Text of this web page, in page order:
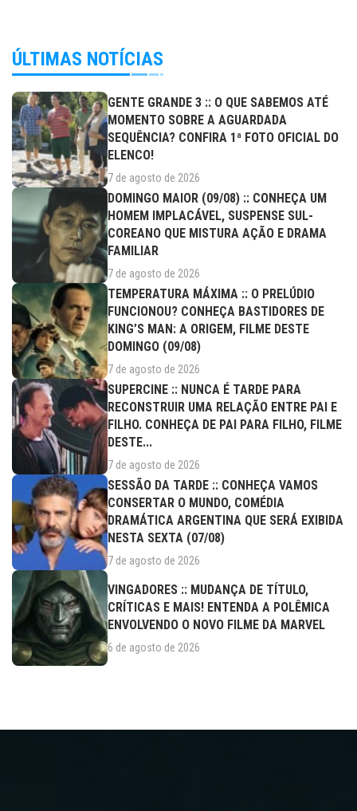
ÚLTIMAS NOTÍCIAS
GENTE GRANDE 3 :: O QUE SABEMOS ATÉ
MOMENTO SOBRE A AGUARDADA
SEQUÊNCIA? CONFIRA 1ª FOTO OFICIAL DO
ELENCO!
7 de agosto de 2026
DOMINGO MAIOR (09/08) :: CONHEÇA UM
HOMEM IMPLACÁVEL, SUSPENSE SUL-
COREANO QUE MISTURA AÇÃO E DRAMA
FAMILIAR
7 de agosto de 2026
TEMPERATURA MÁXIMA :: O PRELÚDIO
FUNCIONOU? CONHEÇA BASTIDORES DE
KING’S MAN: A ORIGEM, FILME DESTE
DOMINGO (09/08)
7 de agosto de 2026
SUPERCINE :: NUNCA É TARDE PARA
RECONSTRUIR UMA RELAÇÃO ENTRE PAI E
FILHO. CONHEÇA DE PAI PARA FILHO, FILME
DESTE...
7 de agosto de 2026
SESSÃO DA TARDE :: CONHEÇA VAMOS
CONSERTAR O MUNDO, COMÉDIA
DRAMÁTICA ARGENTINA QUE SERÁ EXIBIDA
NESTA SEXTA (07/08)
7 de agosto de 2026
VINGADORES :: MUDANÇA DE TÍTULO,
CRÍTICAS E MAIS! ENTENDA A POLÊMICA
ENVOLVENDO O NOVO FILME DA MARVEL
6 de agosto de 2026